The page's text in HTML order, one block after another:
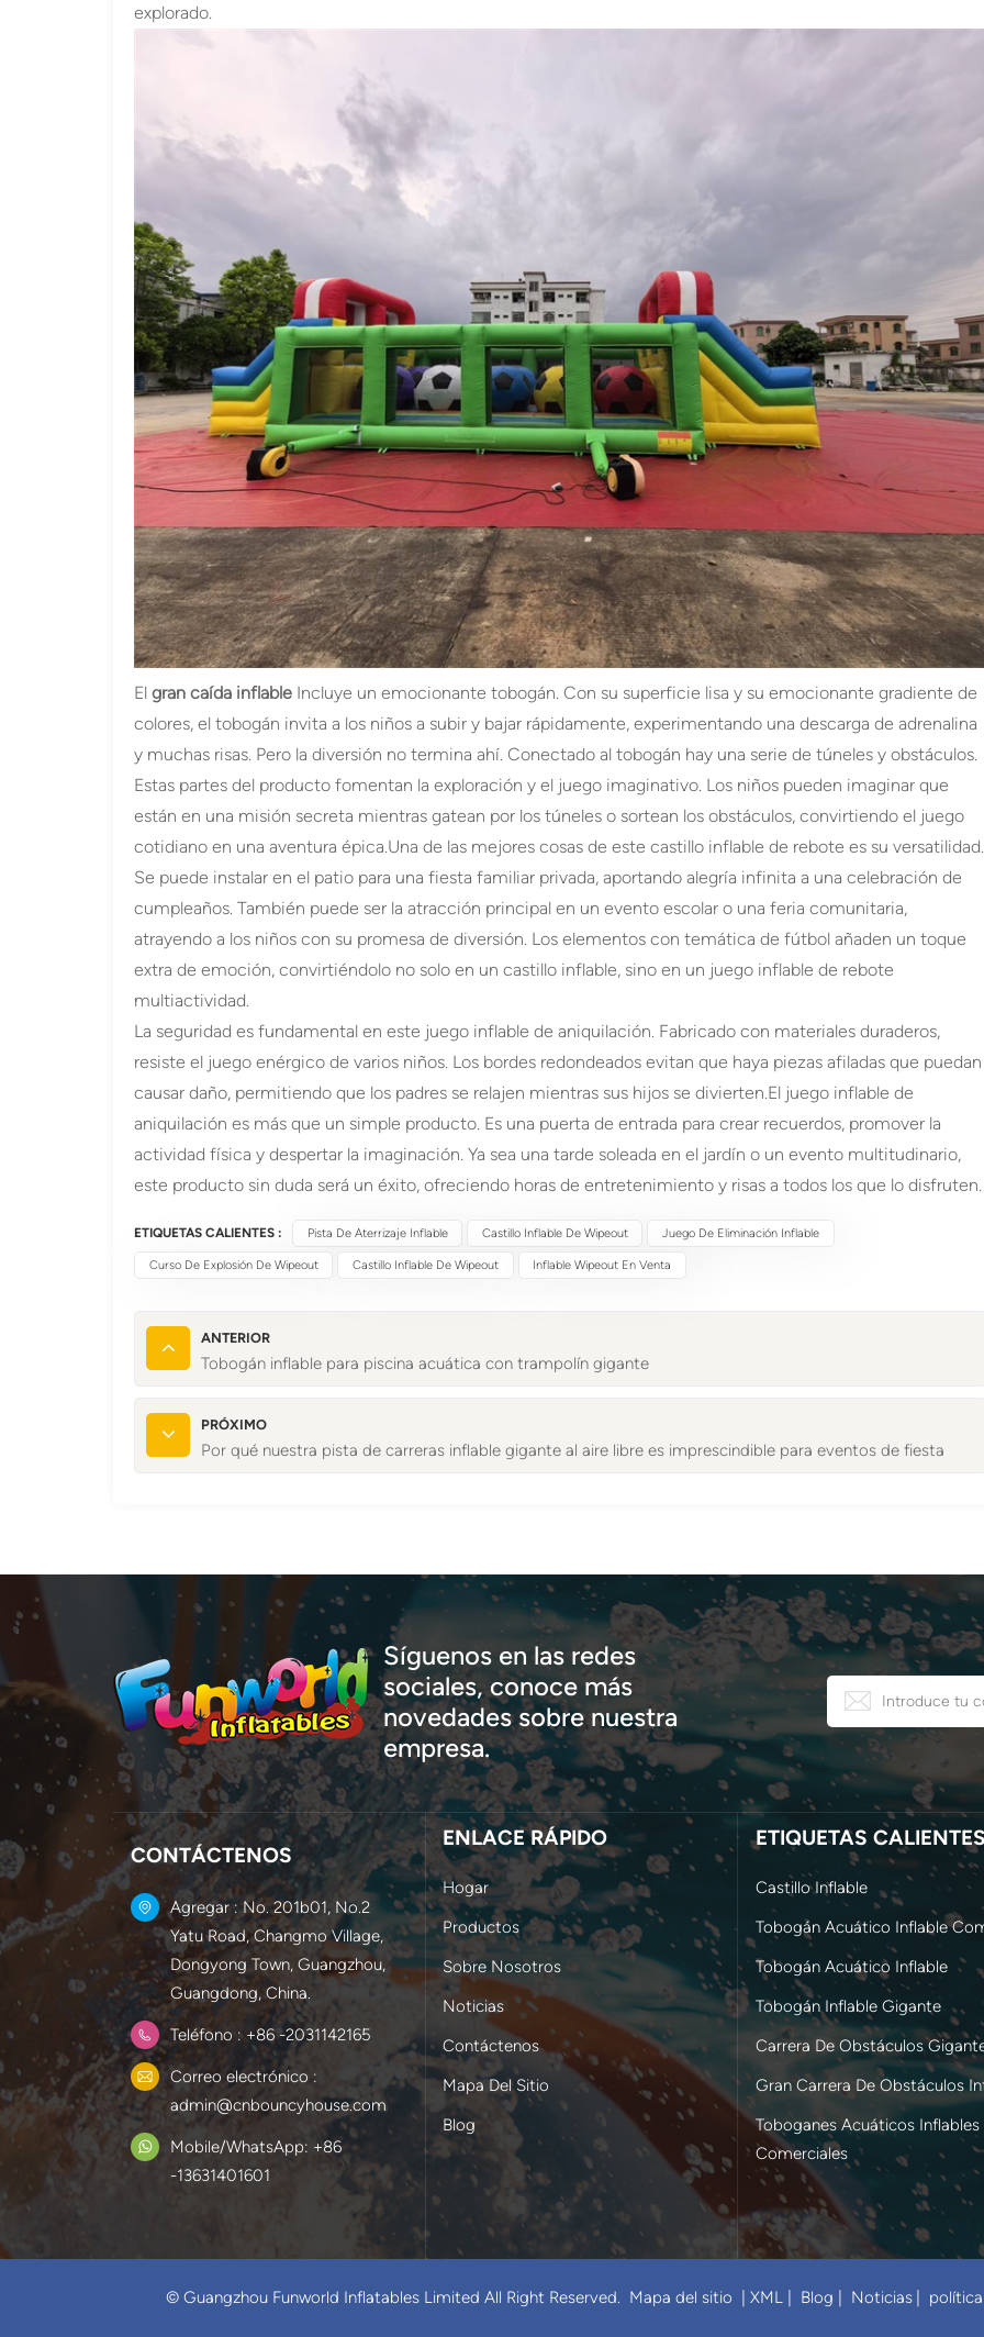
explorado.
Elgran caída inflable Incluye un emocionante tobogán. Con su superficie lisa y su emocionante gradiente de
colores, el tobogán invita a los niños a subir y bajar rápidamente, experimentando una descarga de adrenalina
y muchas risas. Pero la diversión no termina ahí. Conectado al tobogán hay una serie de túneles y obstáculos.
Estas partes del producto fomentan la exploración y el juego imaginativo. Los niños pueden imaginar que
están en una misión secreta mientras gatean por los túneles o sortean los obstáculos, convirtiendo el juego
cotidiano en una aventura épica. Una de las mejores cosas de este castillo inflable de rebote es su versatilidad.
Se puede instalar en el patio para una fiesta familiar privada, aportando alegría infinita a una celebración de
cumpleaños. También puede ser la atracción principal en un evento escolar o una feria comunitaria,
atrayendo a los niños con su promesa de diversión. Los elementos con temática de fútbol añaden un toque
extra de emoción, convirtiéndolo no solo en un castillo inflable, sino en un juego inflable de rebote
multiactividad.
La seguridad es fundamental en este juego inflable de aniquilación. Fabricado con materiales duraderos,
resiste el juego enérgico de varios niños. Los bordes redondeados evitan que haya piezas afiladas que puedan
causar daño, permitiendo que los padres se relajen mientras sus hijos se divierten. El juego inflable de
aniquilación es más que un simple producto. Es una puerta de entrada para crear recuerdos, promover la
actividad física y despertar la imaginación. Ya sea una tarde soleada en el jardín o un evento multitudinario,
este producto sin duda será un éxito, ofreciendo horas de entretenimiento y risas a todos los que lo disfruten.
ETIQUETAS CALIENTES : Pista De Aterrizaje Inflable Castillo Inflable De Wipeout Juego De Eliminación Inflable
Curso De Explosión De Wipeout Castillo Inflable De Wipeout Inflable Wipeout En Venta
ANTERIOR
Tobogán inflable para piscina acuática con trampolín gigante
PRÓXIMO
Por qué nuestra pista de carreras inflable gigante al aire libre es imprescindible para eventos de fiesta
Síguenos en las redes
sociales, conoce más
novedades sobre nuestra
empresa.
CONTÁCTENOS
Agregar : No. 201b01, No.2
Yatu Road, Changmo Village,
Dongyong Town, Guangzhou,
Guangdong, China.
Teléfono : +86 -2031142165
Correo electrónico :
admin@cnbouncyhouse.com
Mobile/WhatsApp: +86
-13631401601
ENLACE RÁPIDO
Hogar
Productos
Sobre Nosotros
Noticias
Contáctenos
Mapa Del Sitio
Blog
ETIQUETAS
Castillo Inflable
Tobogán Acuático Inflable
Tobogán Acuático Inflable
Tobogán Inflable Gigante
Carrera De Obstáculos
Gran Carrera De Obstáculos
Toboganes Acuáticos Inflables
Comerciales
© Guangzhou Funworld Inflatables Limited All Right Reserved. Mapa del sitio XML Blog Noticias